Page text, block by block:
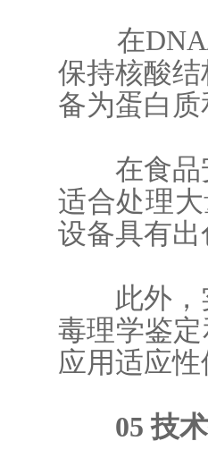
在DNA/
保持核酸
备为蛋白
在食品安
适合处理
设备具有
此外，实
毒理学鉴
应用适应
05 技术